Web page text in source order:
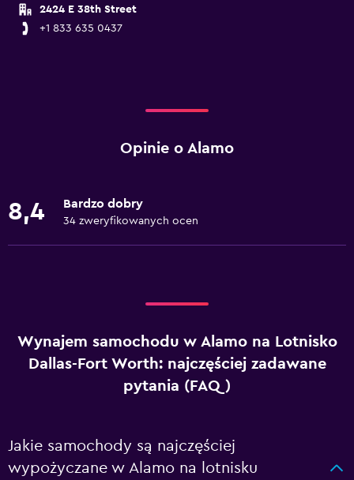
2424 E 38th Street
+1 833 635 0437
Opinie o Alamo
8,4 Bardzo dobry
34 zweryfikowanych ocen
Wynajem samochodu w Alamo na Lotnisko
Dallas-Fort Worth: najczęściej zadawane
pytania (FAQ)
Jakie samochody są najczęściej
wypożyczane w Alamo na lotnisku